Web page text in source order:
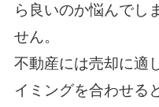
ら良いのか悩んでし
せん。
不動産には売却に適
イミングを合わせる